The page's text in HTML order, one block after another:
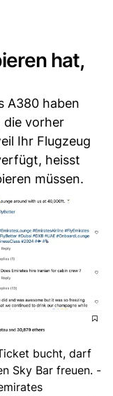
hat,
A380 haben
die vorher
Ihr Flugzeug
heisst
müssen.
bucht, darf
Sky Bar freuen. -